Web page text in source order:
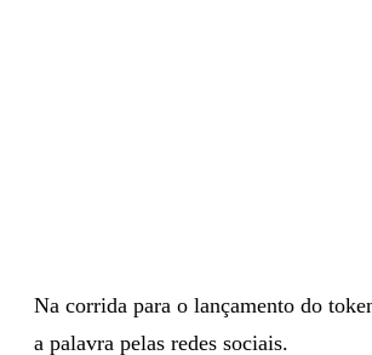
Na corrida para o lançamento do
a palavra pelas redes sociais.